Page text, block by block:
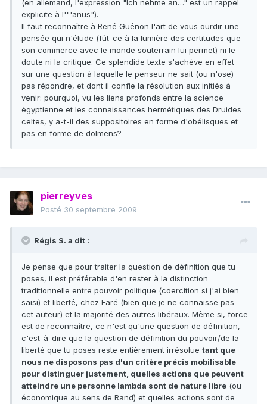
(en allemand, l'expression "Ich nehme an…" est un rappel
explicite à l'"'anus").
Il faut reconnaître à René Guénon l'art de vous ourdir une
pensée qui n'élude (fût-ce à la lumière des certitudes que
son commerce avec le monde souterrain lui permet) ni le
doute ni la critique. Ce splendide texte s'achève en effet
sur une question à laquelle le penseur ne sait (ou n'ose)
pas répondre, et dont il confie la résolution aux initiés à
venir: pourquoi, vu les liens profonds entre la science
égyptienne et les connaissances hermétiques des Druides
celtes, y a-t-il des suppositoires en forme d'obélisques et
pas en forme de dolmens?
pierreyves
Posté 30 septembre 2009
Régis S. a dit :
Je pense que pour traiter la question de définition que tu
poses, il est préférable d'en rester à la distinction
traditionnelle entre pouvoir politique (coercition si j'ai bien
saisi) et liberté, chez Faré (bien que je ne connaisse pas
cet auteur) et la majorité des autres libéraux. Même si, force
est de reconnaître, ce n'est qu'une question de définition,
c'est-à-dire que la question de définition du pouvoir/de la
liberté que tu poses reste entièrement irrésolue tant que
nous ne disposons pas d'un critère précis mobilisable
pour distinguer justement, quelles actions que peuvent
atteindre une personne lambda sont de nature libre (ou
économique au sens de Rand) et quelles actions sont de